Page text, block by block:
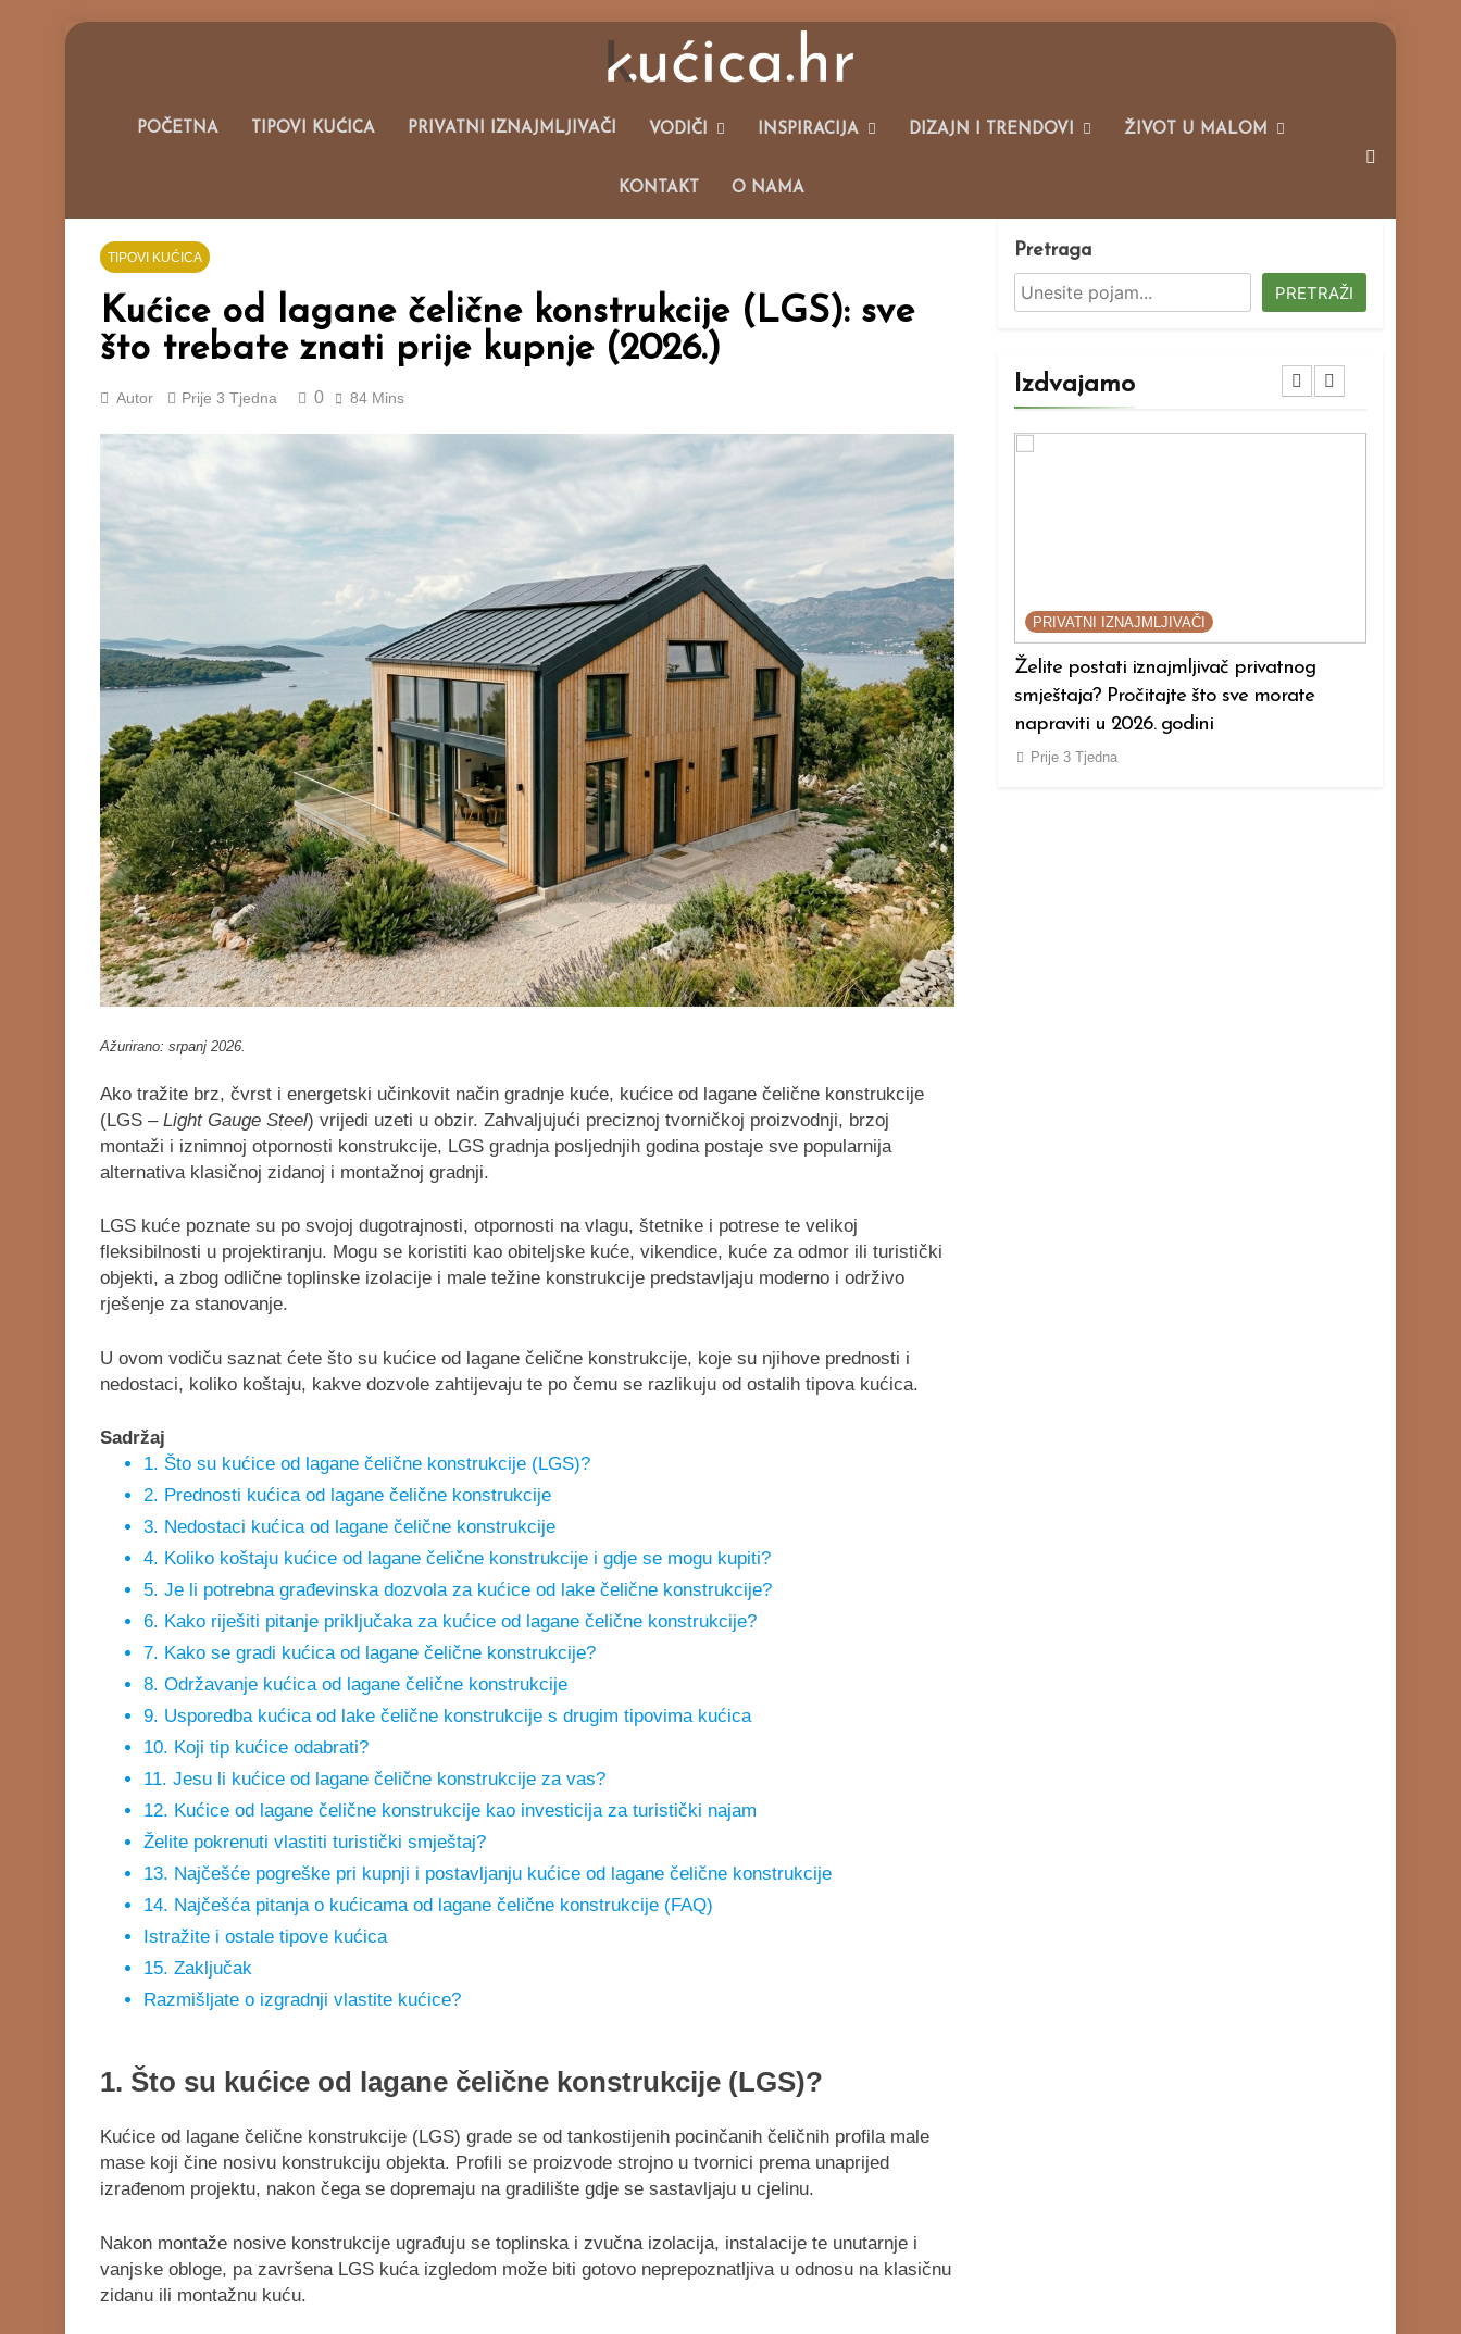
Skip
Portal O Malim Kućama I Održivom Načinu Života.
POČETNA TIPOVI KUĆICA PRIVATNI IZNAJMLJIVAČI VODIČI INSPIRACIJA DIZAJN I TRENDOVI ŽIVOT U MALOM
KONTAKT O NAMA
TIPOVI KUĆICA
Kućice od lagane čelične konstrukcije (LGS): sve
što trebate znati prije kupnje (2026.)
Autor Prije 3 Tjedna 0 84 Mins
Ažurirano: srpanj 2026.
Ako tražite brz, čvrst i energetski učinkovit način gradnje kuće, kućice od lagane čelične konstrukcije
(LGS – Light Gauge Steel) vrijedi uzeti u obzir. Zahvaljujući preciznoj tvorničkoj proizvodnji, brzoj
montaži i iznimnoj otpornosti konstrukcije, LGS gradnja posljednjih godina postaje sve popularnija
alternativa klasičnoj zidanoj i montažnoj gradnji.
LGS kuće poznate su po svojoj dugotrajnosti, otpornosti na vlagu, štetnike i potrese te velikoj
fleksibilnosti u projektiranju. Mogu se koristiti kao obiteljske kuće, vikendice, kuće za odmor ili turistički
objekti, a zbog odlične toplinske izolacije i male težine konstrukcije predstavljaju moderno i održivo
rješenje za stanovanje.
U ovom vodiču saznat ćete što su kućice od lagane čelične konstrukcije, koje su njihove prednosti i
nedostaci, koliko koštaju, kakve dozvole zahtijevaju te po čemu se razlikuju od ostalih tipova kućica.
Sadržaj
1. Što su kućice od lagane čelične konstrukcije (LGS)?
2. Prednosti kućica od lagane čelične konstrukcije
3. Nedostaci kućica od lagane čelične konstrukcije
4. Koliko koštaju kućice od lagane čelične konstrukcije i gdje se mogu kupiti?
5. Je li potrebna građevinska dozvola za kućice od lake čelične konstrukcije?
6. Kako riješiti pitanje priključaka za kućice od lagane čelične konstrukcije?
7. Kako se gradi kućica od lagane čelične konstrukcije?
8. Održavanje kućica od lagane čelične konstrukcije
9. Usporedba kućica od lake čelične konstrukcije s drugim tipovima kućica
10. Koji tip kućice odabrati?
11. Jesu li kućice od lagane čelične konstrukcije za vas?
12. Kućice od lagane čelične konstrukcije kao investicija za turistički najam
Želite pokrenuti vlastiti turistički smještaj?
13. Najčešće pogreške pri kupnji i postavljanju kućice od lagane čelične konstrukcije
14. Najčešća pitanja o kućicama od lagane čelične konstrukcije (FAQ)
Istražite i ostale tipove kućica
15. Zaključak
Razmišljate o izgradnji vlastite kućice?
1. Što su kućice od lagane čelične konstrukcije (LGS)?
Kućice od lagane čelične konstrukcije (LGS) grade se od tankostijenih pocinčanih čeličnih profila male
mase koji čine nosivu konstrukciju objekta. Profili se proizvode strojno u tvornici prema unaprijed
izrađenom projektu, nakon čega se dopremaju na gradilište gdje se sastavljaju u cjelinu.
Nakon montaže nosive konstrukcije ugrađuju se toplinska i zvučna izolacija, instalacije te unutarnje i
vanjske obloge, pa završena LGS kuća izgledom može biti gotovo neprepoznatljiva u odnosu na klasičnu
zidanu ili montažnu kuću.
Pretraga
PRETRAŽI
Izdvajamo
PRIVATNI IZNAJMLJIVAČI
Glamping šatori i kućice: sve što trebate
znati prije pokretanja glamping smještaja
(2026.)
Prije3 Tjedna
PRIVATNI IZNAJMLJIVAČI
Kao iznajmljivač privatnog smještaja
dužni ste plaćati ove naknade (2026.). No
imamo i dobre vijesti
Prije 3 Tjedna
PRIVATNI IZNAJMLJIVAČI
Želite postati iznajmljivač privatnog
smještaja? Pročitajte što sve morate
napraviti u 2026. godini
Prije 3 Tjedna
Planirate
kampu? Evo što